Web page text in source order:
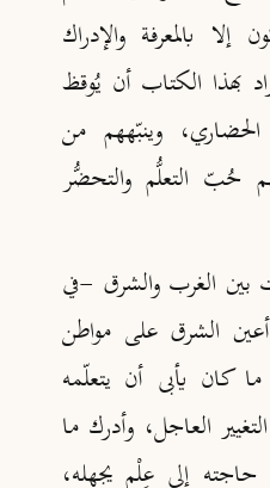
بالمعرفة والإدراك
بهذا الكتاب أن يُوقظ
وينبّههم من
حُبّ التعلُّم والتحضُّر
بين الغرب والشرق -في
الشرق على مواطن
كان يأبى أن يتعلّمه
العاجل، وأدرك ما
إلى عِلْم يجهله،